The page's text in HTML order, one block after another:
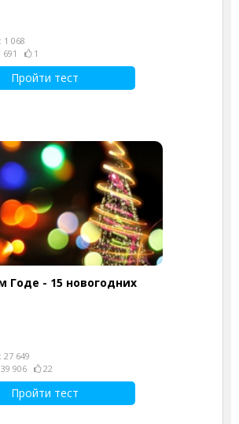
068
691
1
Пройти тест
Годе - 15 новогодних
649
906
22
Пройти тест